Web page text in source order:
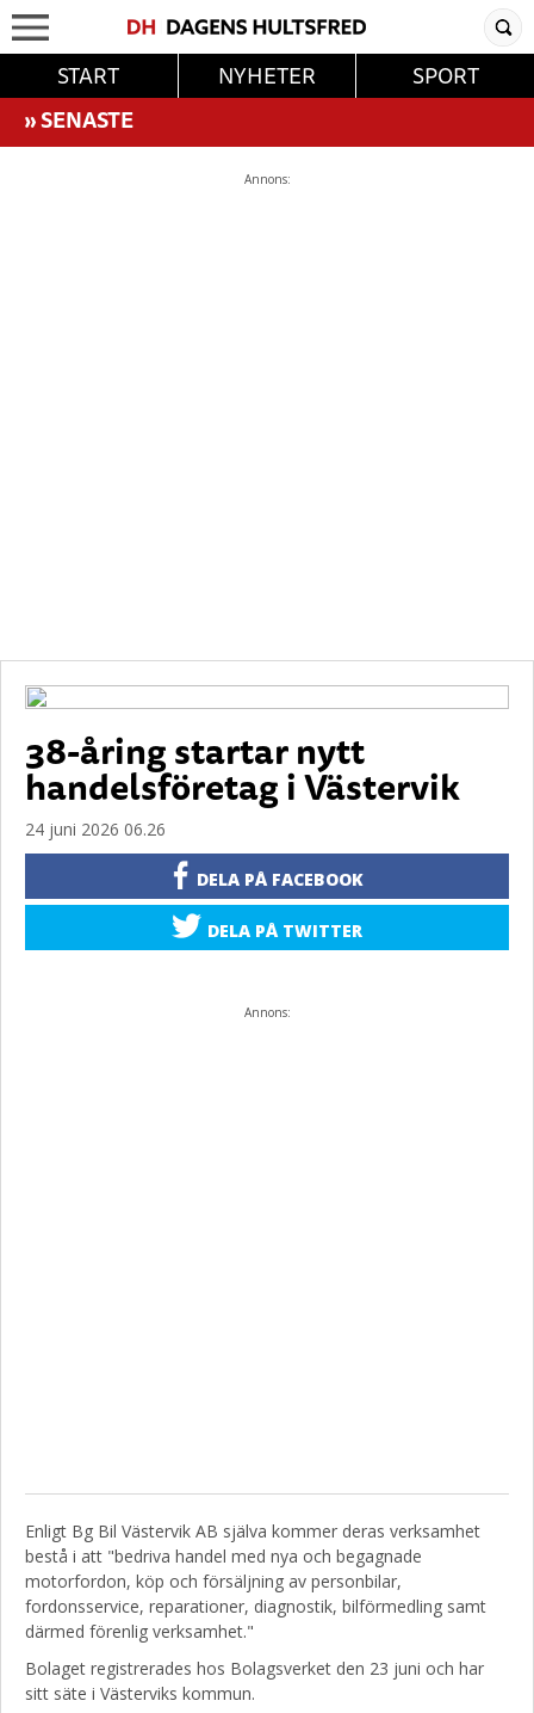
START NYHETER
SPORT
»SENASTE
Annons:
38-åring startar nytt
handelsföretag i Västervik
24 juni 2026 06.26
DELA PÅ FACEBOOK
DELA PÅ TWITTER
Annons:
Enligt Bg Bil Västervik AB själva kommer deras verksamhet
bestå i att "bedriva handel med nya och begagnade
motorfordon, köp och försäljning av personbilar,
fordonsservice, reparationer, diagnostik, bilförmedling samt
därmed förenlig verksamhet."
Bolaget registrerades hos Bolagsverket den 23 juni och har
sitt säte i Västerviks kommun.